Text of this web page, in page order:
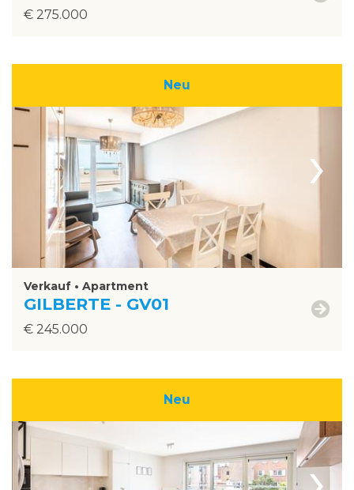
€ 275.000
Neu
›
Verkauf • Apartment
GILBERTE - GV01
€ 245.000
Neu